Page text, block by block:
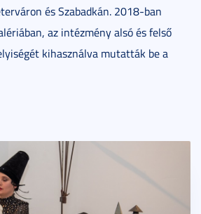
és Szabadkán. 2018-ban
az intézmény alsó és felső
kihasználva mutatták be a